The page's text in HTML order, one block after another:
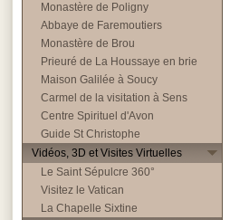
Monastère de Poligny
Abbaye de Faremoutiers
Monastère de Brou
Prieuré de La Houssaye en brie
Maison Galilée à Soucy
Carmel de la visitation à Sens
Centre Spirituel d'Avon
Guide St Christophe
Vidéos, 3D et Visites Virtuelles
Le Saint Sépulcre 360°
Visitez le Vatican
La Chapelle Sixtine